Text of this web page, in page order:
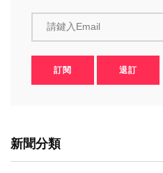
請鍵入Email
訂閱 退訂
新聞分類